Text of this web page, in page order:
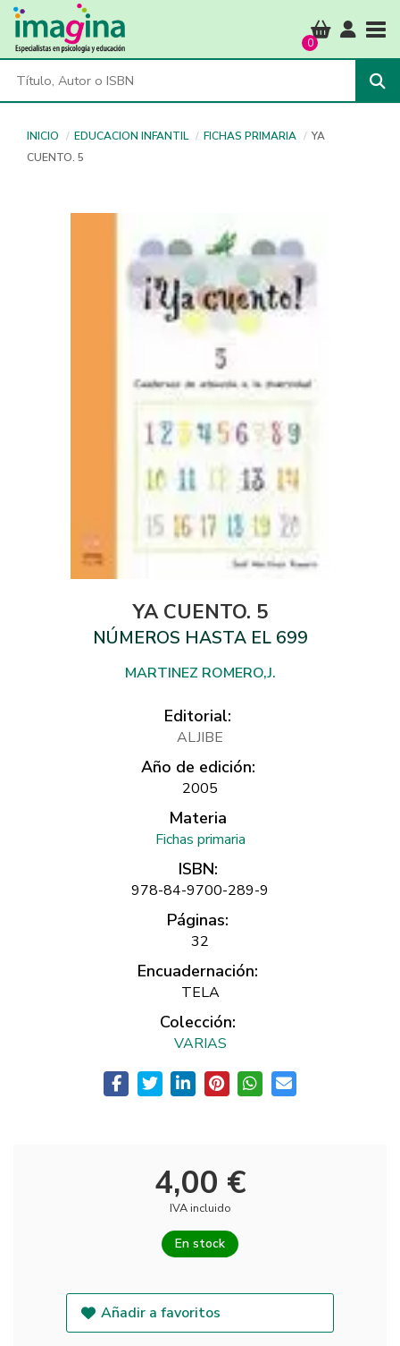
0
INICIO EDUCACION INFANTIL FICHAS PRIMARIA
YA
CUENTO. 5
YA CUENTO. 5
NÚMEROS HASTA EL 699
MARTINEZ ROMERO,J.
Editorial:
ALJIBE
Año de edición:
2005
Materia
Fichas primaria
ISBN:
978-84-9700-289-9
Páginas:
32
Encuadernación:
TELA
Colección:
VARIAS
4,00 €
IVA incluido
En stock
Añadir a favoritos